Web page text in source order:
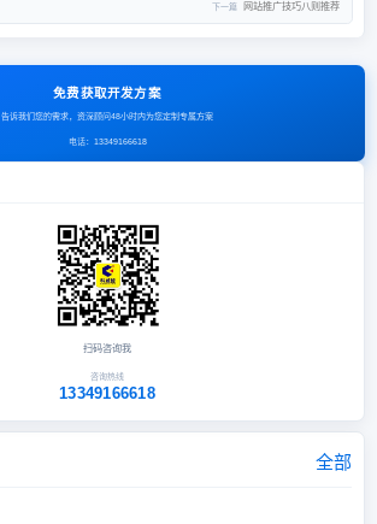
下一篇 网站推广技巧八则推荐
免费获取开发方案
告诉我们您的需求，资深顾问48小时内为您定制专属方案
电话： 13349166618
扫码咨询我
咨询热线
13349166618
全部